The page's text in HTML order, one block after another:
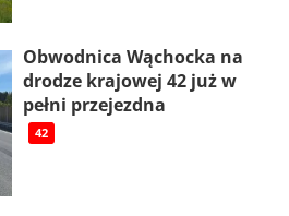
Obwodnica Wąchocka na
drodze krajowej 42 już w
pełni przejezdna
42